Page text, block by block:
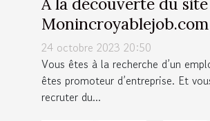
Monincroyablejob.com
24 octobre 2023 20:50
Vous êtes à la recherche d’un
êtes promoteur d’entreprise. Et
recruter du...